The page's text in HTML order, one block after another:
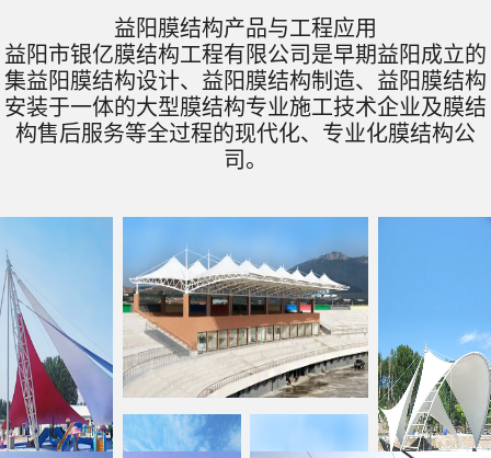
益阳膜结构产品与工程应用
益阳市银亿膜结构工程有限公司是早期益阳成立的
集益阳膜结构设计、益阳膜结构制造、益阳膜结构
安装于一体的大型膜结构专业施工技术企业及膜结
构售后服务等全过程的现代化、专业化膜结构公
司。